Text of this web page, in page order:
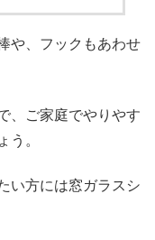
や、フックもあわせ
、ご家庭でやりやす
う。
い方には窓ガラスシ